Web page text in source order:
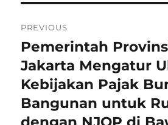
pos
PREVIOUS
Previous
post:
Pemerintah
Jakarta Mengatur
Kebijakan Pajak
Bangunan untuk